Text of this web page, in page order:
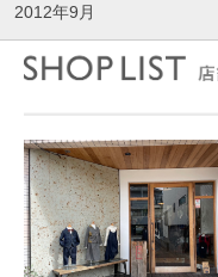
2012年9月